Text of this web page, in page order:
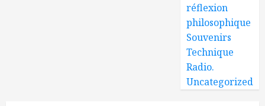
réflexion
philosophique
Souvenirs
Technique
Radio.
Uncategorized